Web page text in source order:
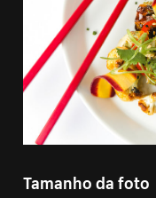
Tamanho da foto